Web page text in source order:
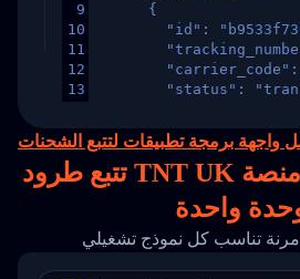
9
10
11
12
13
15
16
17
21
22
      {
"id":
"status":
        "weblink": "",
        "phone": null,
        "trackinfo": [
          {
"Date":
برمجة تطبيقات لتتبع الشحنات
منصة
واحدة
مرنة تناسب كل نموذج تشغيلي